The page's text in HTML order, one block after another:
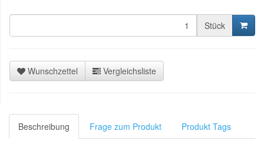
Stück
Wunschzettel Vergleichsliste
Beschreibung Frage zum Produkt Produkt Tags